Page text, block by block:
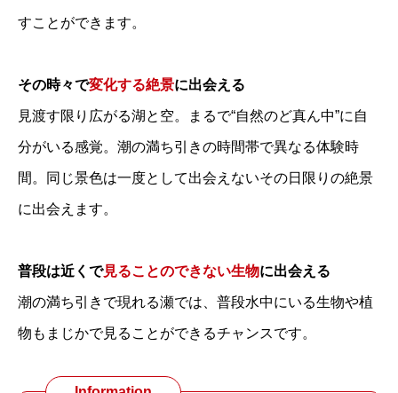
すことができます。
その時々で変化する絶景に出会える
見渡す限り広がる湖と空。まるで“自然のど真ん中”に自
分がいる感覚。潮の満ち引きの時間帯で異なる体験時
間。同じ景色は一度として出会えないその日限りの絶景
に出会えます。
普段は近くで見ることのできない生物に出会える
潮の満ち引きで現れる瀬では、普段水中にいる生物や植
物もまじかで見ることができるチャンスです。